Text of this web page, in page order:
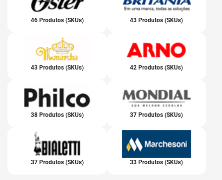
46 Produtos (SKUs) 43 Produtos (SKUs)
43 Produtos (SKUs) 42 Produtos (SKUs)
38 Produtos (SKUs) 37 Produtos (SKUs)
37 Produtos (SKUs) 33 Produtos (SKUs)